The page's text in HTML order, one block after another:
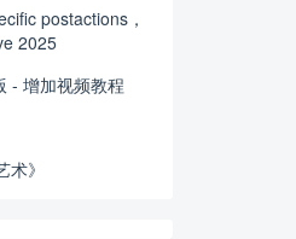
postactions，
2025
- 增加视频教程
》